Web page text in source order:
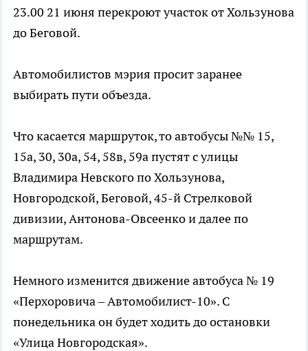
23.00 21 июня перекроют участок от Хользунова
до Беговой.
Автомобилистов мэрия просит заранее
выбирать пути объезда.
Что касается маршруток, то автобусы №№ 15,
15а, 30, 30а, 54, 58в, 59а пустят с улицы
Владимира Невского по Хользунова,
Новгородской, Беговой, 45-й Стрелковой
дивизии, Антонова-Овсеенко и далее по
маршрутам.
Немного изменится движение автобуса № 19
«Перхоровича – Автомобилист-10». С
понедельника он будет ходить до остановки
«Улица Новгородская».